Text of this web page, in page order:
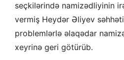
seçkilərində namizədliyinin
vermiş Heydər Əliyev
problemlərlə əlaqədar
xeyrinə geri götürüb.